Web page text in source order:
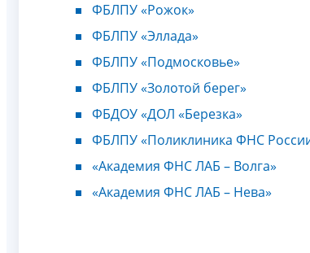
ФБЛПУ «Рожок»
ФБЛПУ «Эллада»
ФБЛПУ «Подмосковье»
ФБЛПУ «Золотой берег»
ФБДОУ «ДОЛ «Березка»
ФБЛПУ «Поликлиника ФНС
«Академия ФНС ЛАБ – Волга»
«Академия ФНС ЛАБ – Нева»